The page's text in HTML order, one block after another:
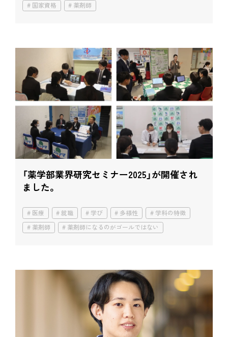
国家資格
薬剤師
「薬学部業界研究セミナー2025」が開催され
ました。
医療 就職 学び 多様性
学科の特徴
薬剤師
薬剤師になるのがゴールではない